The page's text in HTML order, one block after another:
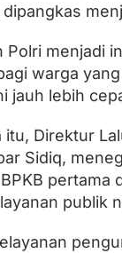
Polri menjadi
warga
jauh lebih
itu, Direktur
Sidiq,
pertama
publik